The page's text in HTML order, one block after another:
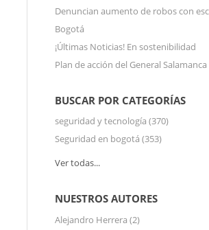
Denuncian aumento de robos con
Bogotá
¡Últimas Noticias! En sostenibilidad
Plan de acción del General
BUSCAR POR CATEGORÍAS
seguridad y tecnología (370)
Seguridad en bogotá (353)
Ver todas...
NUESTROS AUTORES
Alejandro Herrera (2)